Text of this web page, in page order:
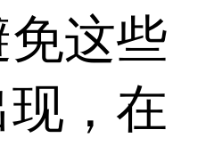
这些
，在